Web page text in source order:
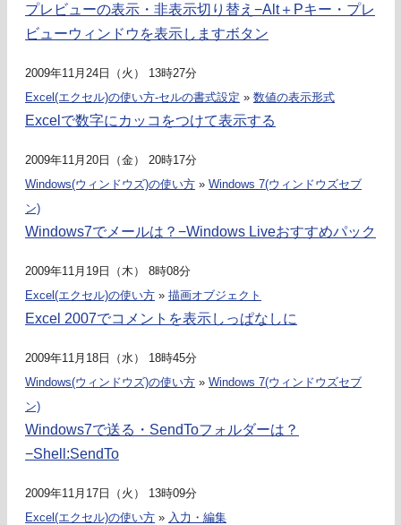
プレビューの表示・非表示切り替え−Alt＋Pキー・プレ
ビューウィンドウを表示しますボタン
2009年11月24日（火） 13時27分
Excel(エクセル)の使い方-セルの書式設定 » 数値の表示形式
Excelで数字にカッコをつけて表示する
2009年11月20日（金） 20時17分
Windows(ウィンドウズ)の使い方 » Windows 7(ウィンドウズセブ
ン)
Windows7でメールは？−Windows Liveおすすめパック
2009年11月19日（木） 8時08分
Excel(エクセル)の使い方 » 描画オブジェクト
Excel 2007でコメントを表示しっぱなしに
2009年11月18日（水） 18時45分
Windows(ウィンドウズ)の使い方 » Windows 7(ウィンドウズセブ
ン)
Windows7で送る・SendToフォルダーは？
−Shell:SendTo
2009年11月17日（火） 13時09分
Excel(エクセル)の使い方 » 入力・編集